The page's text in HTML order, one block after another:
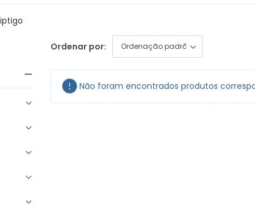
Ordenar por:
Não foram encontrados produtos